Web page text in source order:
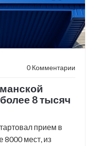
0 Комментарии
8 тысяч
прием в
8000 мест, из